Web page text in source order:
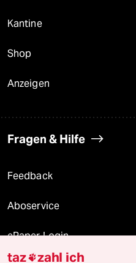
Kantine
Shop
Anzeigen
Fragen & Hilfe
Feedback
Aboservice
ePaper Login
taz zahl ich